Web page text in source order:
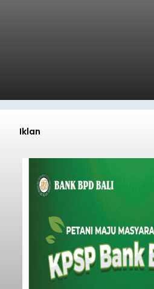
Iklan